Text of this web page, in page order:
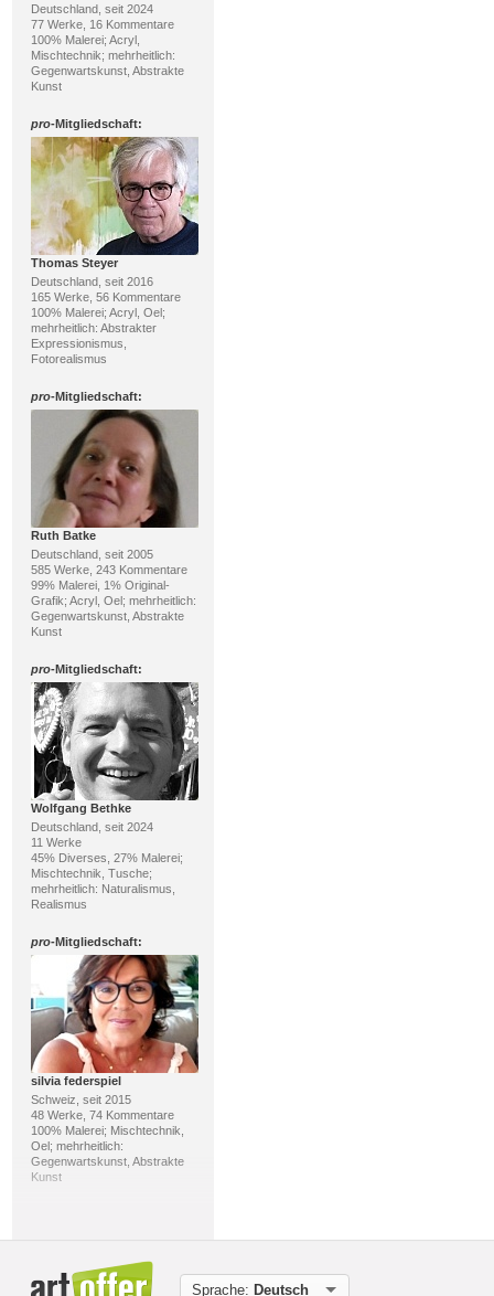
Deutschland, seit 2024
77 Werke, 16 Kommentare
100% Malerei; Acryl,
Mischtechnik; mehrheitlich:
Gegenwartskunst, Abstrakte
Kunst
pro-Mitgliedschaft:
Thomas Steyer
Deutschland, seit 2016
165 Werke, 56 Kommentare
100% Malerei; Acryl, Oel;
mehrheitlich: Abstrakter
Expressionismus,
Fotorealismus
pro-Mitgliedschaft:
Ruth Batke
Deutschland, seit 2005
585 Werke, 243 Kommentare
99% Malerei, 1% Original-
Grafik; Acryl, Oel; mehrheitlich:
Gegenwartskunst, Abstrakte
Kunst
pro-Mitgliedschaft:
Wolfgang Bethke
Deutschland, seit 2024
11 Werke
45% Diverses, 27% Malerei;
Mischtechnik, Tusche;
mehrheitlich: Naturalismus,
Realismus
pro-Mitgliedschaft:
silvia federspiel
Schweiz, seit 2015
48 Werke, 74 Kommentare
100% Malerei; Mischtechnik,
Oel; mehrheitlich:
Gegenwartskunst, Abstrakte
Kunst
Sprache: Deutsch